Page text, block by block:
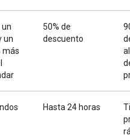
un
un
más
50% de
descuento
Hasta 24 horas